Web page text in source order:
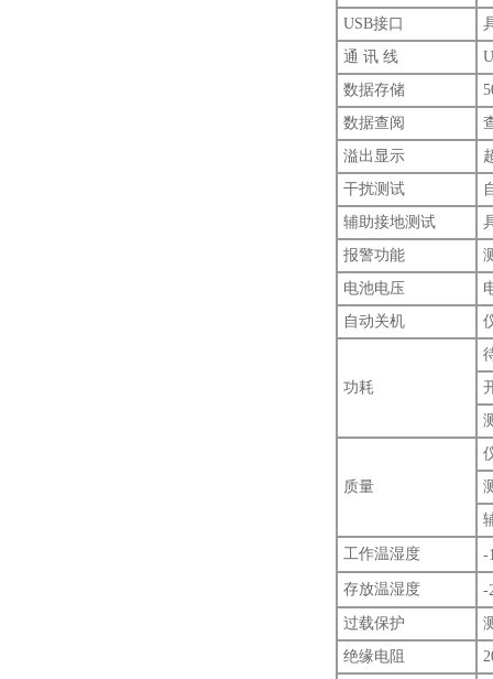
USB接口
通 讯 线
数据存储
数据查阅
溢出显示
干扰测试
辅助接地测试
报警功能
电池电压
自动关机
功耗
质量
工作温湿度 -
存放温湿度
-
过载保护
绝缘电阻